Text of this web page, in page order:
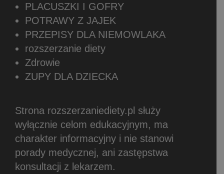
PLACUSZKI I GOFRY
POTRAWY Z JAJEK
PRZEPISY DLA NIEMOWLAKA
rozszerzanie diety
Zdrowie
ZUPY DLA DZIECKA
Strona rozszerzaniediety.pl służy
wyłącznie celom edukacyjnym, ma
charakter informacyjny i nie stanowi
porady medycznej, ani zastępstwa
konsultacji z lekarzem.